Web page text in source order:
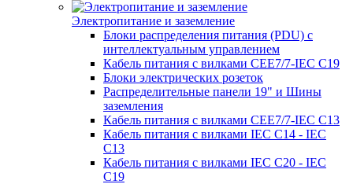
Электропитание и заземление
Блоки распределения питания (PDU) с
интеллектуальным управлением
Кабель питания с вилками CEE7/7-IEC C19
Блоки электрических розеток
Распределительные панели 19" и Шины
заземления
Кабель питания с вилками CEE7/7-IEC C13
Кабель питания с вилками IEC C14 - IEC
C13
Кабель питания с вилками IEC C20 - IEC
C19